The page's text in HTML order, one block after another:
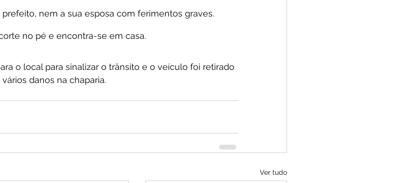
nem a sua esposa com ferimentos graves.
no pé e encontra-se em casa.
o local para sinalizar o trânsito e o veículo foi retirado
danos na chaparia.
Ver tudo